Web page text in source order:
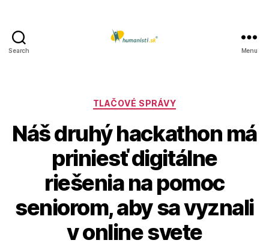
Search Menu
Kategórie
TLAČOVÉ SPRÁVY
Náš druhý hackathon má
priniesť digitálne
riešenia na pomoc
seniorom, aby sa vyznali
v online svete